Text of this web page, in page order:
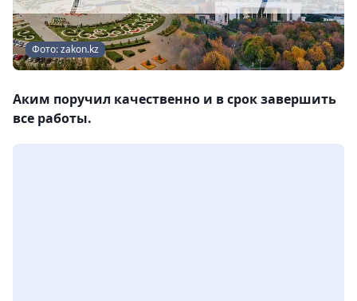
Фото: zakon.kz
Аким поручил качественно и в срок завершить
все работы.